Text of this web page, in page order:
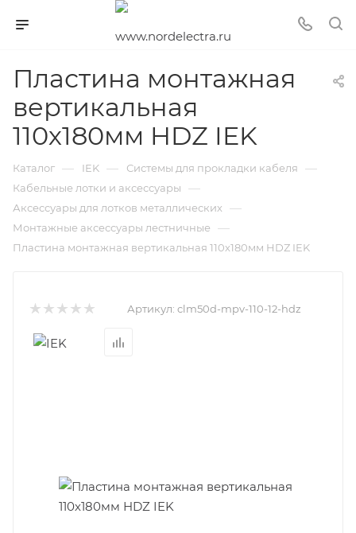
Пластина монтажная
вертикальная
110х180мм HDZ IEK
Каталог — IEK — Системы для прокладки кабеля —
Кабельные лотки и аксессуары —
Аксессуары для лотков металлических —
Монтажные аксессуары лестничные —
Пластина монтажная вертикальная 110х180мм HDZ IEK
Артикул: clm50d-mpv-110-12-hdz